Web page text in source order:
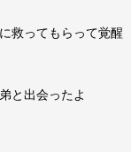
救ってもらって覚醒
と出会ったよ